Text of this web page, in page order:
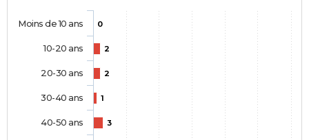
0
2
2
1
3
Moins de 10 ans
10-20 ans
20-30 ans
30-40 ans
40-50 ans